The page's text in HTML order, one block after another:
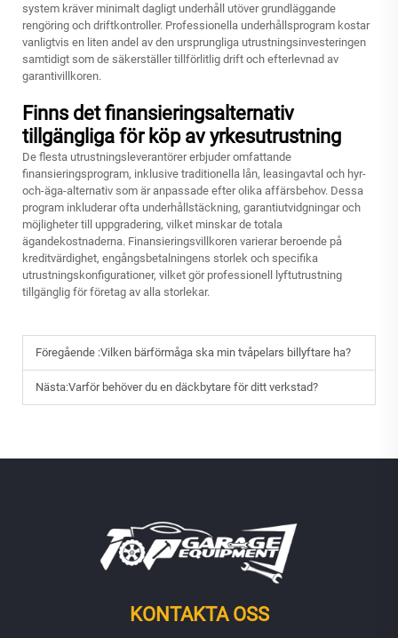
system kräver minimalt dagligt underhåll utöver grundläggande
rengöring och driftkontroller. Professionella underhållsprogram kostar
vanligtvis en liten andel av den ursprungliga utrustningsinvesteringen
samtidigt som de säkerställer tillförlitlig drift och efterlevnad av
garantivillkoren.
Finns det finansieringsalternativ
tillgängliga för köp av yrkesutrustning
De flesta utrustningsleverantörer erbjuder omfattande
finansieringsprogram, inklusive traditionella lån, leasingavtal och hyr-
och-äga-alternativ som är anpassade efter olika affärsbehov. Dessa
program inkluderar ofta underhållstäckning, garantiutvidgningar och
möjligheter till uppgradering, vilket minskar de totala
ägandekostnaderna. Finansieringsvillkoren varierar beroende på
kreditvärdighet, engångsbetalningens storlek och specifika
utrustningskonfigurationer, vilket gör professionell lyftutrustning
tillgänglig för företag av alla storlekar.
Föregående :Vilken bärförmåga ska min tvåpelars billyftare ha?
Nästa:Varför behöver du en däckbytare för ditt verkstad?
KONTAKTA OSS